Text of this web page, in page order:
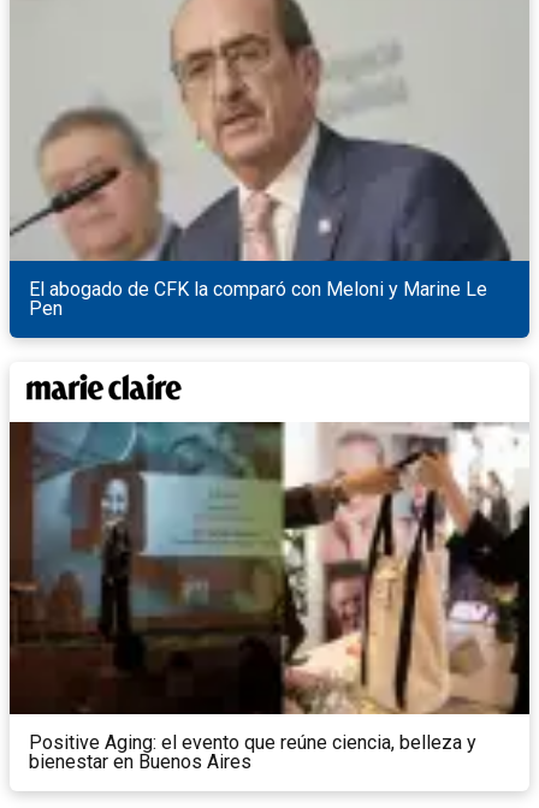
El abogado de CFK la comparó con Meloni y Marine Le
Pen
Positive Aging: el evento que reúne ciencia, belleza y
bienestar en Buenos Aires